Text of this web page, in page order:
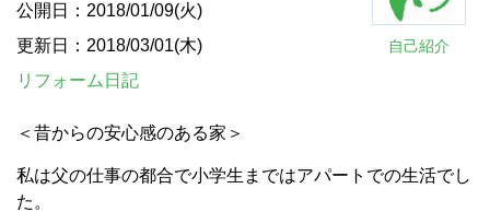
自己紹介
公開日：2018/01/09(火)
更新日：2018/03/01(木)
リフォーム日記
＜昔からの安心感のある家＞
私は父の仕事の都合で小学生まではアパートでの生活でし
た。